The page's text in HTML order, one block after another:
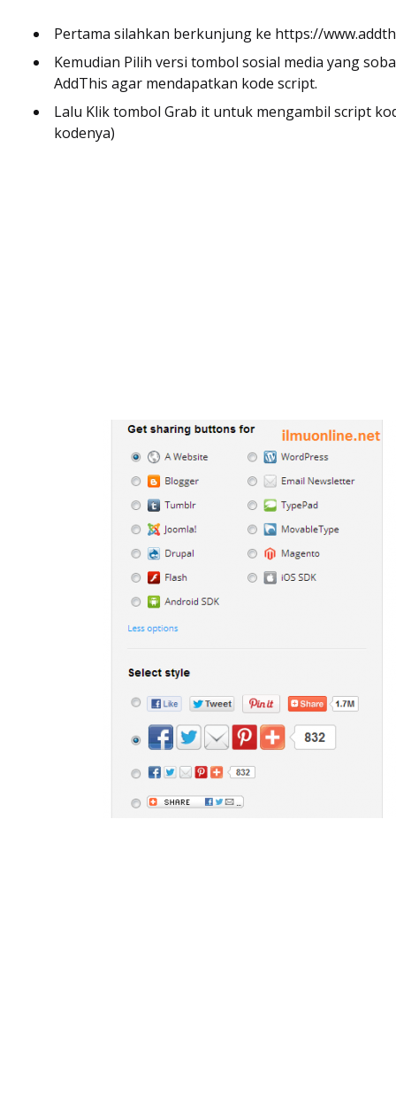
Pertama silahkan berkunjung ke https://
Kemudian Pilih versi tombol sosial media yang
AddThis agar mendapatkan kode script.
Lalu Klik tombol Grab it untuk mengambil script
kodenya)